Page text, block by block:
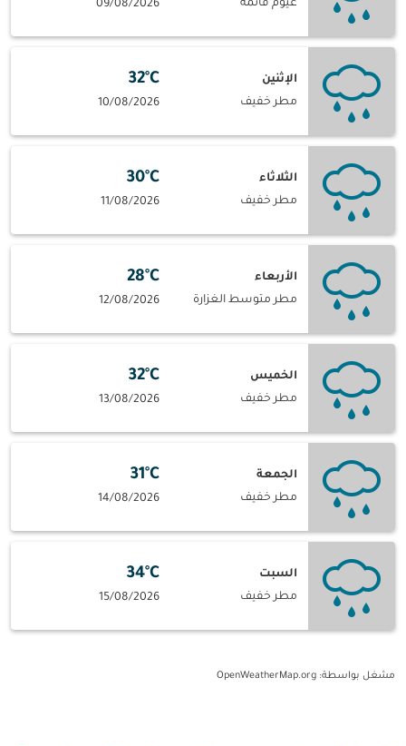
غيوم قاتمة 09/08/2026
الإثنين
مطر خفيف
32°C
10/08/2026
الثلاثاء
مطر خفيف
30°C
11/08/2026
الأربعاء
مطر متوسط الغزارة
28°C
12/08/2026
الخميس
مطر خفيف
32°C
13/08/2026
الجمعة
مطر خفيف
31°C
14/08/2026
السبت
مطر خفيف
34°C
15/08/2026
مشغل بواسطة: OpenWeatherMap.org